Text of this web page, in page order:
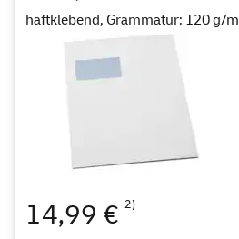
haftklebend, Grammatur: 120 g/
14,99 € 2)